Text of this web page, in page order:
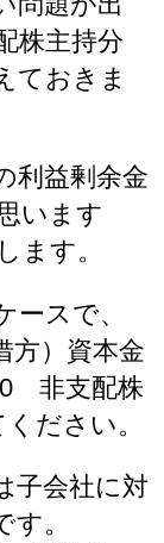
株主持分
ておきま
利益剰余金
います
ます。
ースで、
方）資本金
非支配株
ださい。
子会社に対
。